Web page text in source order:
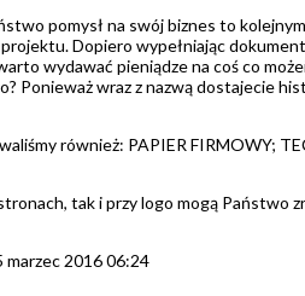
pomysł na swój biznes to
Dopiero wypełniając
wydawać pieniądze na coś co
Ponieważ wraz z nazwą dostajecie
również: PAPIER FIRMOWY;
tak i przy logo mogą
2016 06:24